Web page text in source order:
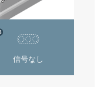
信号なし